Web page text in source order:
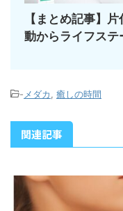
【まとめ記事】
動からライフステ
- メダカ 癒しの時間
関連記事